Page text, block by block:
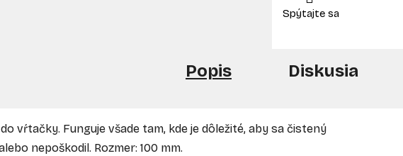
Popis Diskusia
vŕtačky. Funguje všade tam, kde je dôležité, aby sa čistený
nepoškodil. Rozmer: 100 mm.